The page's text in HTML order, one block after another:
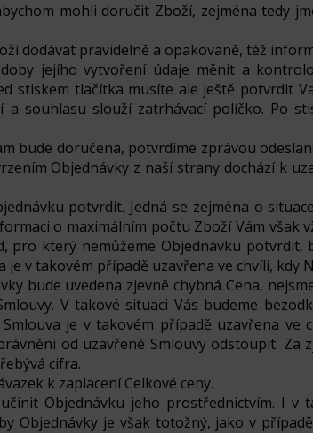
mohli doručit Zboží, zejména tedy
dodávat pravidelně a opakovaně, též
jejího vytvoření údaje měnit a
stiskem tlačítka musíte ale ještě potvrdit
souhlasu slouží zatrhávací políčko. Po
bude doručena, potvrdíme zprávou
Objednávky z naší strany dochází k
potvrdit. Jedná se zejména o
o maximálním počtu Zboží Vám však
pro který nemůžeme Objednávku
v takovém případě uzavřena ve chvíli, kdy
bude uvedena zjevně chybná Cena,
V takové situaci Vás budeme
je v takovém případě uzavřena
od uzavřené Smlouvy odstoupit. Za
cifra.
k zaplacení Celkové ceny.
Objednávku jeho prostřednictvím. I
Objednávky je však totožný, jako v